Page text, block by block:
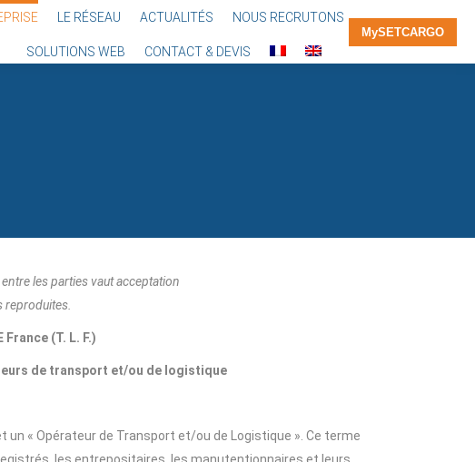
LE RÉSEAU ACTUALITÉS NOUS RECRUTONS
SOLUTIONS WEB CONTACT & DEVIS
MySETCARGO
les parties vaut acceptation
reproduites.
France (T. L. F.)
de transport et/ou de logistique
« Opérateur de Transport et/ou de Logistique ». Ce terme